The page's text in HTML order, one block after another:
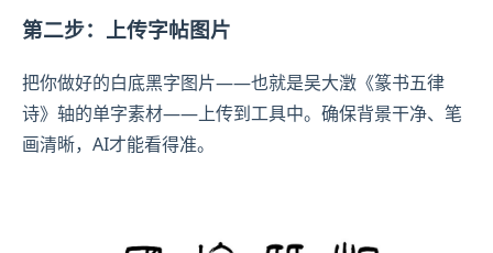
第二步：上传字帖图片
把你做好的白底黑字图片——也就是吴大澂《篆书五律
诗》轴的单字素材——上传到工具中。确保背景干净、笔
画清晰，AI才能看得准。